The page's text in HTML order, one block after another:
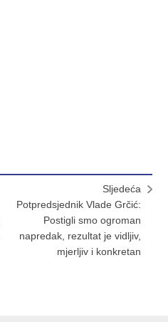
Sljedeća
Potpredsjednik Vlade Grčić:
Postigli smo ogroman
napredak, rezultat je vidljiv,
mjerljiv i konkretan